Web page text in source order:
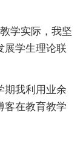
学实际，我坚
展学生理论联
期我利用业余
客在教育教学